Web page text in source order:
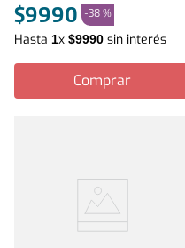
$9990 -38 %
Hasta 1x $9990 sin interés
Comprar